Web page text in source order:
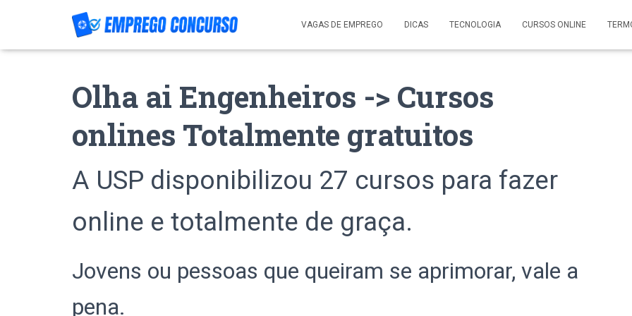
VAGAS DE EMPREGO DICAS TECNOLOGIA CURSOS ONLINE
Olha ai Engenheiros -> Cursos
onlines Totalmente gratuitos
A USP disponibilizou 27 cursos para fazer
online e totalmente de graça.
Jovens ou pessoas que queiram se aprimorar, vale a
pena.